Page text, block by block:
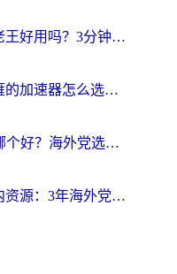
海外党必看：迅游和老王好用吗？3分钟选对加速国内网络的加速器
海外党必看：类似归雁的加速器怎么选？一篇搞定无缝访问国内资源
斧牛和极速穿梭VPN哪个好？海外党选回国加速器必看的真实对比与避坑指南
北美回国无缝访问国内资源：3年海外党亲测的加速器选择指南